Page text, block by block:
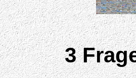
3